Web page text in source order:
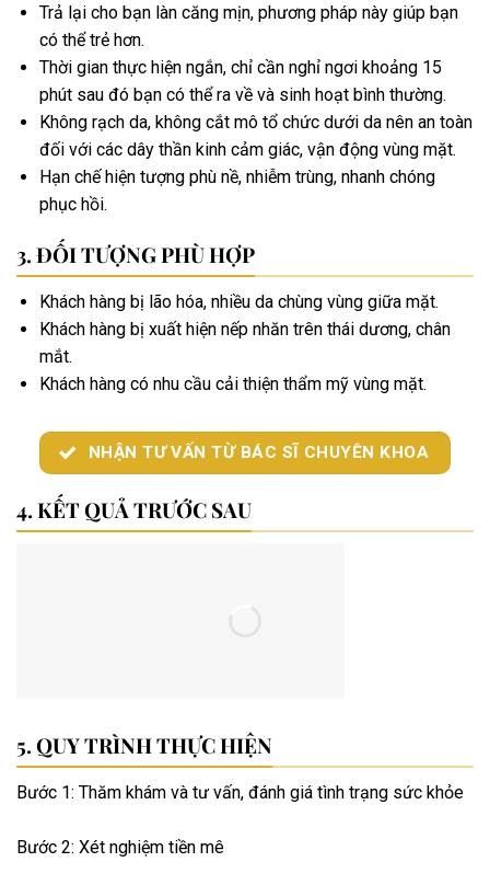
Trả lại cho bạn làn căng mịn, phương pháp này giúp bạn
có thể trẻ hơn.
Thời gian thực hiện ngắn, chỉ cần nghỉ ngơi khoảng 15
phút sau đó bạn có thể ra về và sinh hoạt bình thường.
Không rạch da, không cắt mô tổ chức dưới da nên an toàn
đối với các dây thần kinh cảm giác, vận động vùng mặt.
Hạn chế hiện tượng phù nề, nhiễm trùng, nhanh chóng
phục hồi.
ĐỐI TƯỢNG PHÙ HỢP
Khách hàng bị lão hóa, nhiều da chùng vùng giữa mặt.
Khách hàng bị xuất hiện nếp nhăn trên thái dương, chân
mắt.
Khách hàng có nhu cầu cải thiện thẩm mỹ vùng mặt.
NHẬN TƯ VẤN TỪ BÁC SĨ CHUYÊN KHOA
KẾT QUẢ TRƯỚC SAU
QUY TRÌNH THỰC HIỆN
Bước 1: Thăm khám và tư vấn, đánh giá tình trạng sức khỏe
Bước 2: Xét nghiệm tiền mê